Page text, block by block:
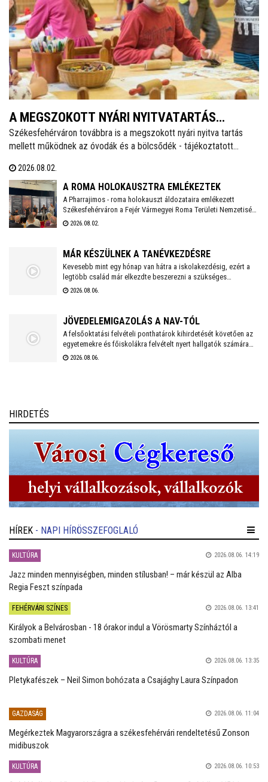
A MEGSZOKOTT NYÁRI NYITVATARTÁS
MELLETT MŰKÖDNEK A FEHÉRVÁRI ÓVODÁK
ÉS BÖLCSŐDÉK
Székesfehérváron továbbra is a megszokott nyári nyitva tartás
mellett működnek az óvodák és a bölcsődék - tájékoztatott
megszokott nyári nyitva tartással fogadják a piciket a bölcsődék
és az óvodák!
2026.08.02.
A ROMA HOLOKAUSZTRA EMLÉKEZTEK
A Pharrajimos - roma holokauszt áldozataira emlékezett
Székesfehérváron a Fejér Vármegyei Roma Területi Nemzetiségi
Önkormányzat, ahova az egész vármegyéből érkeztek
múlt fájdalmát a Romano Glaszo közreműködésével.
2026.08.02.
MÁR KÉSZÜLNEK A TANÉVKEZDÉSRE
Kevesebb mint egy hónap van hátra a iskolakezdésig, ezért a
legtöbb család már elkezdte beszerezni a szükséges
tanszereket. A fehérvári papír-írószer üzletek már július eleje
2026.08.06.
JÖVEDELEMIGAZOLÁS A NAV-TÓL
A felsőoktatási felvételi ponthatárok kihirdetését követően az
egyetemekre és főiskolákra felvételt nyert hallgatók számára
fontos kérdéssé válik lakhatásuk megoldása. Ebben az
2026.08.06.
HIRDETÉS
HÍREK - NAPI HÍRÖSSZEFOGLALÓ
KULTÚRA 2026.08.06. 14:19
Jazz minden mennyiségben, minden stílusban! – már készül az Alba
Regia Feszt színpada
FEHÉRVÁRI SZÍNES 2026.08.06. 13:41
Királyok a Belvárosban - 18 órakor indul a Vörösmarty Színháztól a
szombati menet
KULTÚRA 2026.08.06. 13:35
Pletykafészek – Neil Simon bohózata a Csajághy Laura Színpadon
GAZDASÁG 2026.08.06. 11:04
Megérkeztek Magyarországra a székesfehérvári rendeltetésű Zonson
midibuszok
KULTÚRA 2026.08.06. 10:53